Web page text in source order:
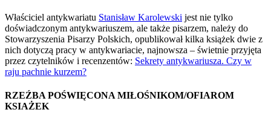
Właściciel antykwariatu Stanisław Karolewski jest nie tylko
doświadczonym antykwariuszem, ale także pisarzem, należy do
Stowarzyszenia Pisarzy Polskich, opublikował kilka książek dwie z
nich dotyczą pracy w antykwariacie, najnowsza – świetnie przyjęta
przez czytelników i recenzentów: Sekrety antykwariusza. Czy w
raju pachnie kurzem?
RZEŹBA POŚWIĘCONA MIŁOŚNIKOM/OFIAROM
KSIAŻEK